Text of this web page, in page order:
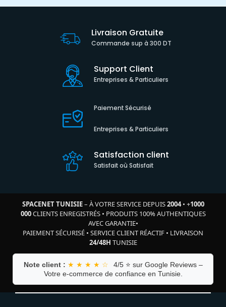
Livraison Gratuite
Commande sup à 300 DT
Support Client
Entreprises & Particuliers
Paiement Sécurisé
Entreprises & Particuliers
Satisfaction client
Satisfait où Satisfait
SPACENET TUNISIE– À VOTRE SERVICE DEPUIS2004• +1000
000CLIENTS ENREGISTRÉS• PRODUITS 100% AUTHENTIQUES
AVEC GARANTIE•
PAIEMENT SÉCURISÉ • SERVICE CLIENT RÉACTIF • LIVRAISON
24/48H TUNISIE
Note client : ★ ★ ★ ★ ☆
4/5 ⭐ sur Google Reviews –
Votre e-commerce de confiance en Tunisie.